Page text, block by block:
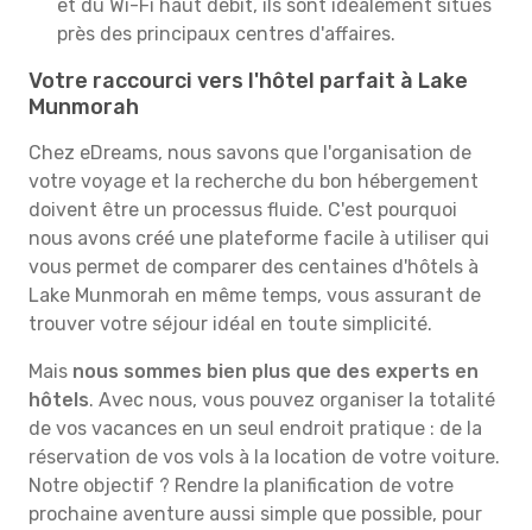
et du Wi-Fi haut débit, ils sont idéalement situés
près des principaux centres d'affaires.
Votre raccourci vers l'hôtel parfait à Lake
Munmorah
Chez eDreams, nous savons que l'organisation de
votre voyage et la recherche du bon hébergement
doivent être un processus fluide. C'est pourquoi
nous avons créé une plateforme facile à utiliser qui
vous permet de comparer des centaines d'hôtels à
Lake Munmorah en même temps, vous assurant de
trouver votre séjour idéal en toute simplicité.
Mais nous sommes bien plus que des experts en
hôtels. Avec nous, vous pouvez organiser la totalité
de vos vacances en un seul endroit pratique : de la
réservation de vos vols à la location de votre voiture.
Notre objectif ? Rendre la planification de votre
prochaine aventure aussi simple que possible, pour